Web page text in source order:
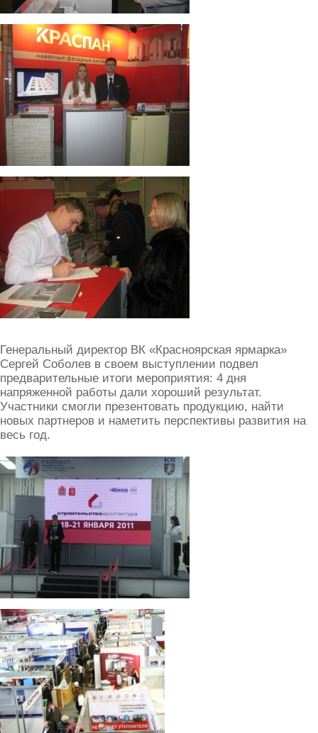
Генеральный директор ВК «Красноярская ярмарка»
Сергей Соболев в своем выступлении подвел
предварительные итоги мероприятия: 4 дня
напряженной работы дали хороший результат.
Участники смогли презентовать продукцию, найти
новых партнеров и наметить перспективы развития на
весь год.